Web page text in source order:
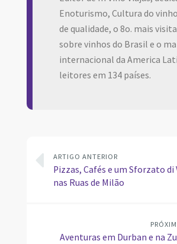
Enoturismo, Cultura do
de qualidade, o 8o. mais
sobre vinhos do Brasil e o
internacional da America
leitores em 134 países.
ARTIGO ANTERIOR
Pizzas, Cafés e um Sforzato
nas Ruas de Milão
Aventuras em Durban e na